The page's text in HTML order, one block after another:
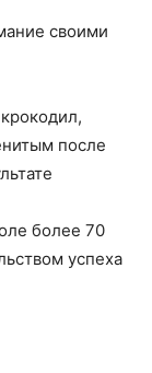
своими
после
более 70
успеха